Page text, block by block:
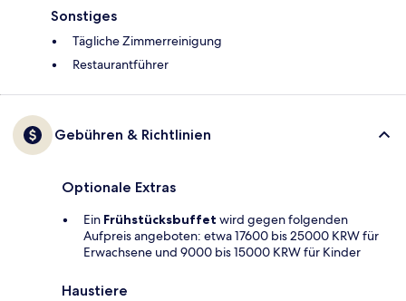
Sonstiges
Tägliche Zimmerreinigung
Restaurantführer
Gebühren & Richtlinien
Optionale Extras
Ein Frühstücksbuffet wird gegen folgenden
Aufpreis angeboten: etwa 17600 bis 25000 KRW für
Erwachsene und 9000 bis 15000 KRW für Kinder
Haustiere